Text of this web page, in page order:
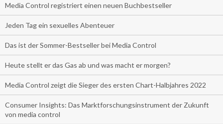
Media Control registriert einen neuen Buchbestseller
Jeden Tag ein sexuelles Abenteuer
Das ist der Sommer-Bestseller bei Media Control
Heute stellt er das Gas ab und was macht er morgen?
Media Control zeigt die Sieger des ersten Chart-Halbjahres 2022
Consumer Insights: Das Marktforschungsinstrument der Zukunft
von media control